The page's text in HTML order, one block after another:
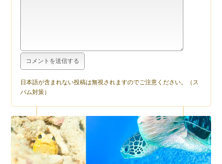
日本語が含まれない投稿は無視されますのでご注意ください。（ス
パム対策）